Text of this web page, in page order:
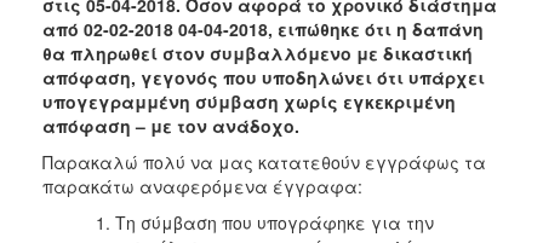
από 02-02-2018 04-04-2018, ειπώθηκε ότι η δαπάνη
θα πληρωθεί στον συμβαλλόμενο με δικαστική
απόφαση, γεγονός που υποδηλώνει ότι υπάρχει
υπογεγραμμένη σύμβαση χωρίς εγκεκριμένη
απόφαση – με τον ανάδοχο.
Παρακαλώ πολύ να μας κατατεθούν εγγράφως τα
παρακάτω αναφερόμενα έγγραφα:
Τη σύμβαση που υπογράφηκε για την